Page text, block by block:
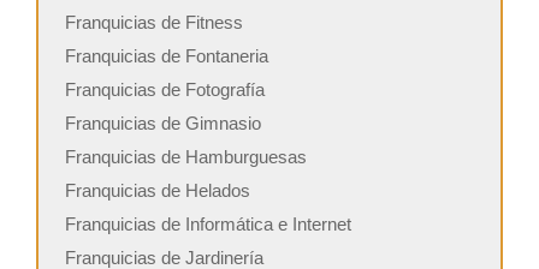
Franquicias de Fitness
Franquicias de Fontaneria
Franquicias de Fotografía
Franquicias de Gimnasio
Franquicias de Hamburguesas
Franquicias de Helados
Franquicias de Informática e Internet
Franquicias de Jardinería